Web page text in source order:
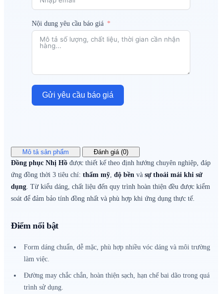
Nội dung yêu cầu báo giá
Gửi yêu cầu báo giá
Mô tả sản phẩm
Đánh giá (0)
Đồng phục Nhị Hồ được thiết kế theo định hướng chuyên nghiệp, đáp
ứng đồng thời 3 tiêu chí: thẩm mỹ, độ bền và sự thoải mái khi sử
dụng. Từ kiểu dáng, chất liệu đến quy trình hoàn thiện đều được kiểm
soát để đảm bảo tính đồng nhất và phù hợp khi ứng dụng thực tế.
Điểm nổi bật
Form dáng chuẩn, dễ mặc, phù hợp nhiều vóc dáng và môi trường
làm việc.
Đường may chắc chắn, hoàn thiện sạch, hạn chế bai dão trong quá
trình sử dụng.